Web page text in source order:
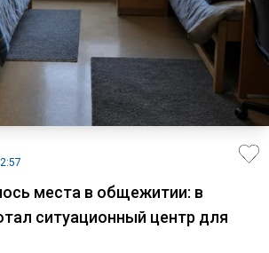
места в общежитии: в
ситуационный центр для